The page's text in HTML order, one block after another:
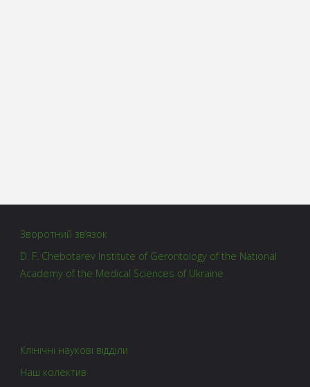
Зворотний зв’язок
D. F. Chebotarev Institute of Gerontology of the National
Academy of the Medical Sciences of Ukraine
Клінічні наукові відділи
Наш колектив